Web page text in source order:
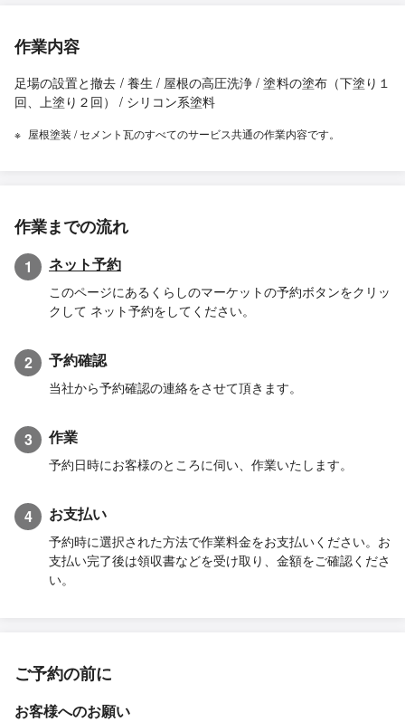
作業内容
足場の設置と撤去 / 養生 / 屋根の高圧洗浄 / 塗料の塗布（下塗り１
回、上塗り２回） / シリコン系塗料
屋根塗装 / セメント瓦のすべてのサービス共通の作業内容です。
作業までの流れ
1 ネット予約
このページにあるくらしのマーケットの予約ボタンをクリッ
クして ネット予約をしてください。
2 予約確認
当社から予約確認の連絡をさせて頂きます。
3 作業
予約日時にお客様のところに伺い、作業いたします。
4 お支払い
予約時に選択された方法で作業料金をお支払いください。お
支払い完了後は領収書などを受け取り、金額をご確認くださ
い。
ご予約の前に
お客様へのお願い